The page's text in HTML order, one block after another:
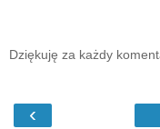
Dziękuję za każdy
‹